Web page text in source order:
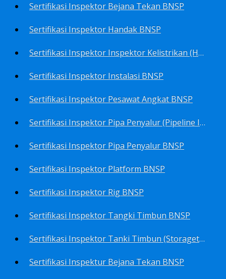
Sertifikasi Inspektor Bejana Tekan BNSP
Sertifikasi Inspektor Handak BNSP
Sertifikasi Inspektor Inspektor Kelistrikan (Harga Khusus) BNSP
Sertifikasi Inspektor Instalasi BNSP
Sertifikasi Inspektor Pesawat Angkat BNSP
Sertifikasi Inspektor Pipa Penyalur (Pipeline Inspector) BNSP
Sertifikasi Inspektor Pipa Penyalur BNSP
Sertifikasi Inspektor Platform BNSP
Sertifikasi Inspektor Rig BNSP
Sertifikasi Inspektor Tangki Timbun BNSP
Sertifikasi Inspektor Tanki Timbun (Storagetank Inspector) BNSP
Sertifikasi Inspektur Bejana Tekan BNSP